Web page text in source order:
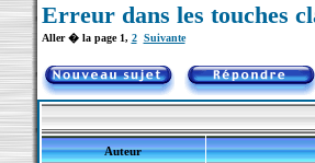
Erreur dans les touches
Aller � la page 1, 2 Suivante
Auteur